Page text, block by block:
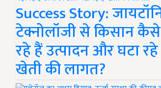
Success Story:
टेक्नोलॉजी से किसान
रहे हैं उत्पादन और घटा
खेती की लागत?